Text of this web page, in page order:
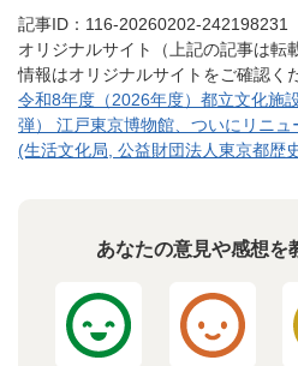
記事ID：116-20260202-242198231
オリジナルサイト（上記の記事は転
情報はオリジナルサイトをご確認く
令和8年度（2026年度）都立文化施
弾） 江戸東京博物館、ついにリニ
(生活文化局, 公益財団法人東京都歴
あなたの意見や感想を